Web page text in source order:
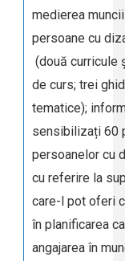
medierea
persoane cu
(două curricule
de curs; trei
tematice);
sensibilizați 60
persoanelor cu
cu referire la
care-l pot oferi
în planificarea
angajarea în